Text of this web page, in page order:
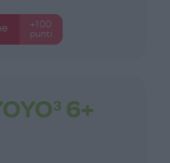
+100
punti
6+